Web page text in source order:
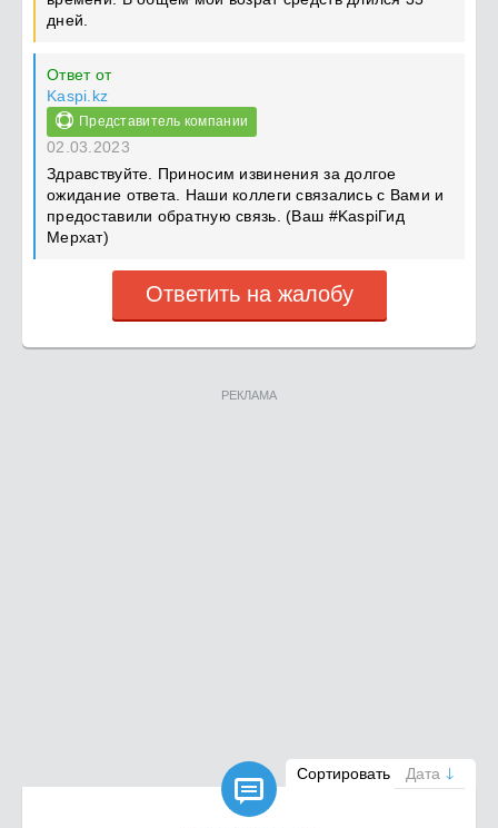
дней.
Ответ от
Kaspi.kz
Представитель компании
02.03.2023
Здравствуйте. Приносим извинения за долгое
ожидание ответа. Наши коллеги связались с Вами и
предоставили обратную связь. (Ваш #KaspiГид
Мерхат)
Ответить на жалобу
РЕКЛАМА
Сортировать Дата
